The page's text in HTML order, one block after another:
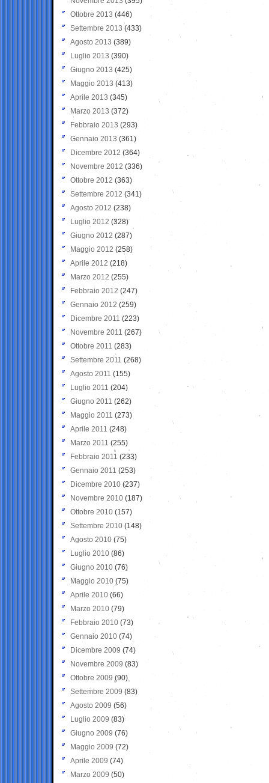
Ottobre 2013 (446)
Settembre 2013 (433)
Agosto 2013 (389)
Luglio 2013 (390)
Giugno 2013 (425)
Maggio 2013 (413)
Aprile 2013 (345)
Marzo 2013 (372)
Febbraio 2013 (293)
Gennaio 2013 (361)
Dicembre 2012 (364)
Novembre 2012 (336)
Ottobre 2012 (363)
Settembre 2012 (341)
Agosto 2012 (238)
Luglio 2012 (328)
Giugno 2012 (287)
Maggio 2012 (258)
Aprile 2012 (218)
Marzo 2012 (255)
Febbraio 2012 (247)
Gennaio 2012 (259)
Dicembre 2011 (223)
Novembre 2011 (267)
Ottobre 2011 (283)
Settembre 2011 (268)
Agosto 2011 (155)
Luglio 2011 (204)
Giugno 2011 (262)
Maggio 2011 (273)
Aprile 2011 (248)
Marzo 2011 (255)
Febbraio 2011 (233)
Gennaio 2011 (253)
Dicembre 2010 (237)
Novembre 2010 (187)
Ottobre 2010 (157)
Settembre 2010 (148)
Agosto 2010 (75)
Luglio 2010 (86)
Giugno 2010 (76)
Maggio 2010 (75)
Aprile 2010 (66)
Marzo 2010 (79)
Febbraio 2010 (73)
Gennaio 2010 (74)
Dicembre 2009 (74)
Novembre 2009 (83)
Ottobre 2009 (90)
Settembre 2009 (83)
Agosto 2009 (56)
Luglio 2009 (83)
Giugno 2009 (76)
Maggio 2009 (72)
Aprile 2009 (74)
Marzo 2009 (50)